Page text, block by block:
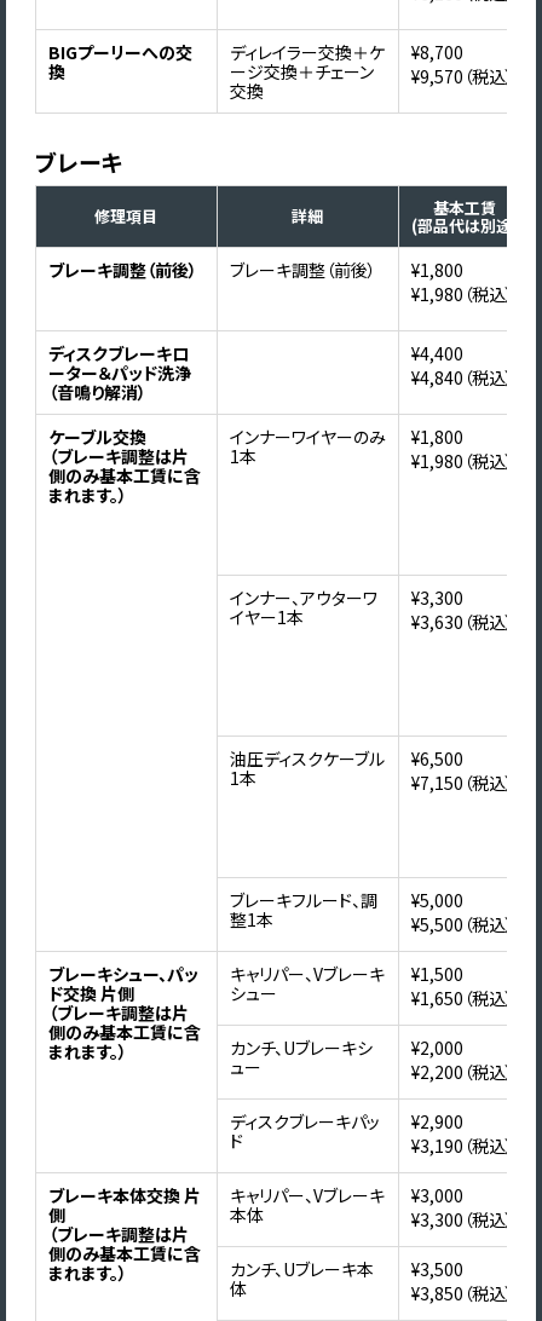
BIGプーリーへの交
換
ディレイラー交換＋ケ
ージ交換＋チェーン
交換
¥8,700
¥9,570（税込）
ブレーキ
修理項目 詳細 基本工賃
(部品代は別途)
ブレーキ調整（前後） ブレーキ調整（前後）
¥1,800
¥1,980（税込）
ディスクブレーキロ
ーター＆パッド洗浄
（音鳴り解消）
¥4,400
¥4,840（税込）
ケーブル交換
（ブレーキ調整は片
側のみ基本工賃に含
まれます。）
インナーワイヤーのみ
1本
¥1,800
¥1,980（税込）
インナー、アウターワ
イヤー1本
¥3,300
¥3,630（税込）
油圧ディスクケーブル
1本
¥6,500
¥7,150（税込）
ブレーキフルード、調
整1本
¥5,000
¥5,500（税込）
ブレーキシュー、パッ
ド交換 片側
（ブレーキ調整は片
側のみ基本工賃に含
まれます。）
キャリパー、Vブレーキ
シュー
¥1,500
¥1,650（税込）
カンチ、Uブレーキシ
ュー
¥2,000
¥2,200（税込）
ディスクブレーキパッ
ド
¥2,900
¥3,190（税込）
ブレーキ本体交換 片
側
（ブレーキ調整は片
側のみ基本工賃に含
まれます。）
キャリパー、Vブレーキ
本体
¥3,000
¥3,300（税込）
カンチ、Uブレーキ本
体
¥3,500
¥3,850（税込）